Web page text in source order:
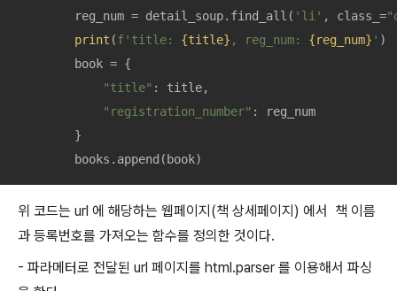
        reg_num = detail_soup.find_all(
'li' , class_=
print (f'title: {title} , reg_num: {reg_num} ' )
        book = {
"title" : title,
"registration_number" : reg_num
        }
        books.append(book)
위 코드는 url 에 해당하는 웹페이지(책 상세페이지) 에서 책 이름
과 등록번호를 가져오는 함수를 정의한 것이다.
- 파라메터로 전달된 url 페이지를 html.parser 를 이용해서 파싱